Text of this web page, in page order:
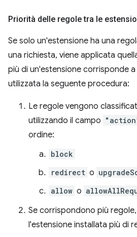
Priorità delle regole tra le
Se solo un'estensione ha una
una richiesta, viene applicata
più di un'estensione corrisponde
utilizzata la seguente procedura:
Le regole vengono
utilizzando il campo
ordine:
block
redirect o
allow o
Se corrispondono più
l'estensione installata più di